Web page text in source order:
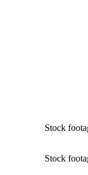
Stock
Stock